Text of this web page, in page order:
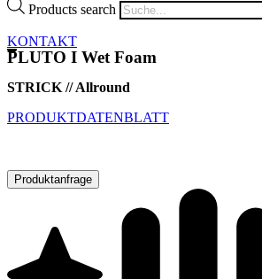
Products search
KONTAKT
PLUTO I Wet Foam
STRICK // Allround
PRODUKTDATENBLATT
Produktanfrage